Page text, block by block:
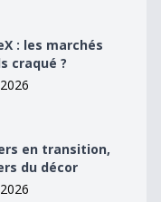
?
: les marchés
craqué ?
du décor
en transition,
du décor